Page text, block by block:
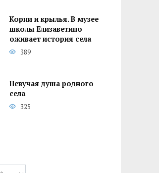
Корни и крылья. В музее
школы Елизаветино
оживает история села
389
Певучая душа родного
села
325